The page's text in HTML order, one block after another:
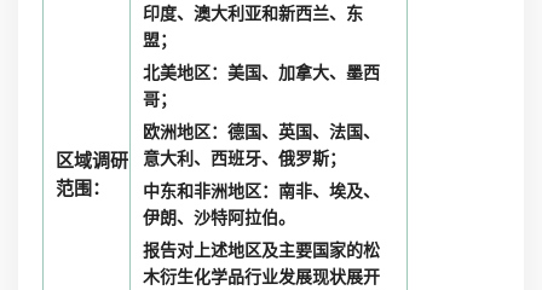
区域调研
范围：
印度、澳大利亚和新西兰、东
盟；
北美地区：美国、加拿大、墨西
哥；
欧洲地区：德国、英国、法国、
意大利、西班牙、俄罗斯；
中东和非洲地区：南非、埃及、
伊朗、沙特阿拉伯。
报告对上述地区及主要国家的松
木衍生化学品行业发展现状展开